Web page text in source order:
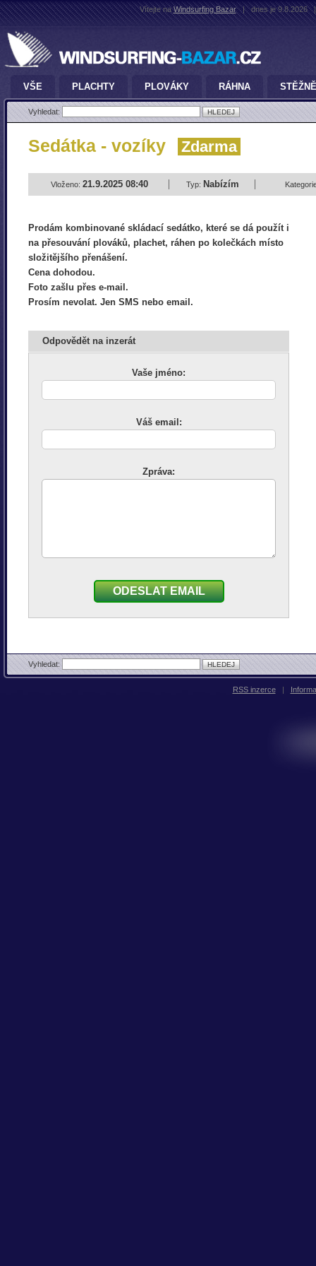
Vítejte naWindsurfing Bazar | dnes je 9.8.2026 |
VŠE PLACHTY PLOVÁKY RÁHNA STĚŽNĚ
Vyhledat:
Sedátka - vozíky Zdarma
Vloženo: 21.9.2025 08:40 Typ: Nabízím
Prodám kombinované skládací sedátko, které se dá použít i
na přesouvání plováků, plachet, ráhen po kolečkách místo
složitějšího přenášení.
Cena dohodou.
Foto zašlu přes e-mail.
Prosím nevolat. Jen SMS nebo email.
Odpovědět na inzerát
Vaše jméno:
Váš email:
Zpráva:
ODESLAT EMAIL
Vyhledat:
RSS inzerce |